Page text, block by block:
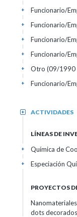
Funcionario/
+
Funcionario/
+
Funcionario/
+
Funcionario/
+
Otro (09/1990
+
Funcionario/
+
ACTIVIDADES
+
LÍNEAS DE
Química de
+
Especiación
+
PROYECTOS
dots